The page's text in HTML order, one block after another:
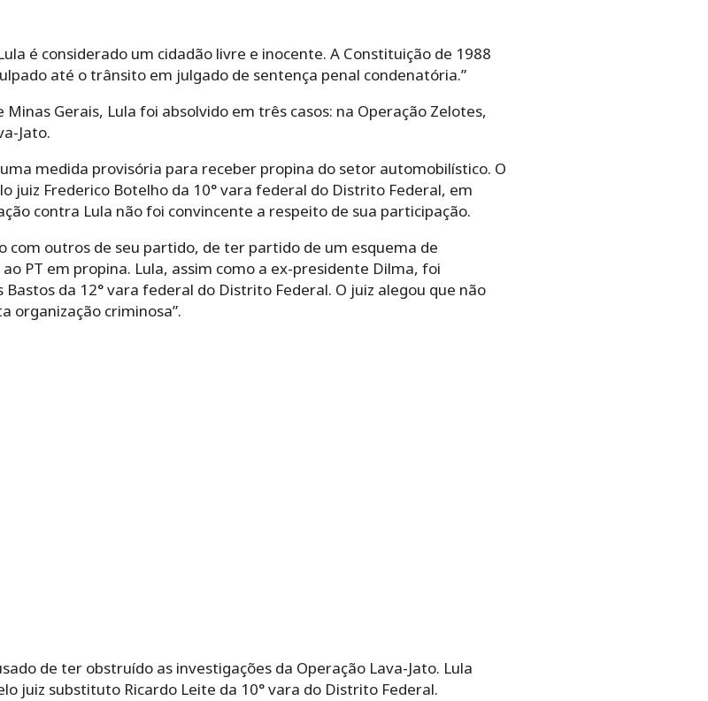
é considerado um cidadão livre e inocente. A Constituição de 1988
até o trânsito em julgado de sentença penal condenatória.”
Gerais, Lula foi absolvido em três casos: na Operação Zelotes,
Jato.
medida provisória para receber propina do setor automobilístico. O
juiz Frederico Botelho da 10° vara federal do Distrito Federal, em
contra Lula não foi convincente a respeito de sua participação.
com outros de seu partido, de ter partido de um esquema de
PT em propina. Lula, assim como a ex-presidente Dilma, foi
da 12° vara federal do Distrito Federal. O juiz alegou que não
organização criminosa”.
de ter obstruído as investigações da Operação Lava-Jato. Lula
juiz substituto Ricardo Leite da 10° vara do Distrito Federal.